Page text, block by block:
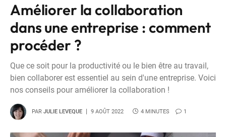
Améliorer la collaboration
dans une entreprise : comment
procéder ?
Que ce soit pour la productivité ou le bien être au travail,
bien collaborer est essentiel au sein d'une entreprise. Voici
nos conseils pour améliorer la collaboration !
PAR JULIE LEVEQUE 9 AOÛT 2022 4 MINUTES 1